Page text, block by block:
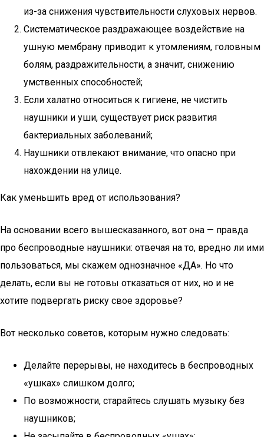
из-за снижения чувствительности слуховых нервов.
Систематическое раздражающее воздействие на
ушную мембрану приводит к утомлениям, головным
болям, раздражительности, а значит, снижению
умственных способностей;
Если халатно относиться к гигиене, не чистить
наушники и уши, существует риск развития
бактериальных заболеваний;
Наушники отвлекают внимание, что опасно при
нахождении на улице.
Как уменьшить вред от использования?
На основании всего вышесказанного, вот она — правда
про беспроводные наушники: отвечая на то, вредно ли ими
пользоваться, мы скажем однозначное «ДА». Но что
делать, если вы не готовы отказаться от них, но и не
хотите подвергать риску свое здоровье?
Вот несколько советов, которым нужно следовать:
Делайте перерывы, не находитесь в беспроводных
«ушках» слишком долго;
По возможности, старайтесь слушать музыку без
наушников;